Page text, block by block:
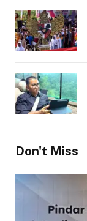
Don't Miss